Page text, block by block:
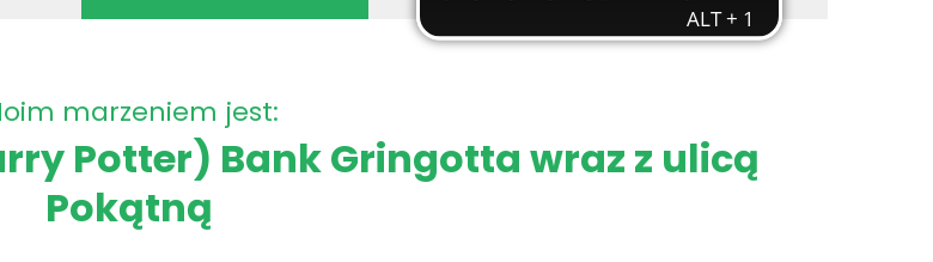
marzeniem jest:
Potter) Bank Gringotta wraz z ulicą
Pokątną